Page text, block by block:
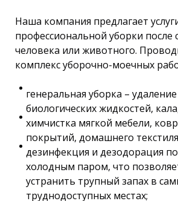
Наша компания предлагает
профессиональной уборки после
человека или животного.
комплекс уборочно-моечных
генеральная уборка –
биологических жидкостей,
химчистка мягкой мебели,
покрытий, домашнего
дезинфекция и дезодорация
холодным паром, что
устранить трупный запах в
труднодоступных местах;